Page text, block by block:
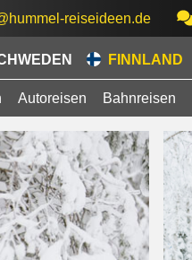
reiseideen.de
FINNLAND
Autoreisen Bahnreisen